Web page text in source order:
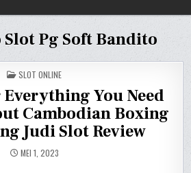
Slot Pg Soft Bandito
POSTED
IN
SLOT ONLINE
You Need
Cambodian Boxing
Judi Slot Review
MEI 1, 2023